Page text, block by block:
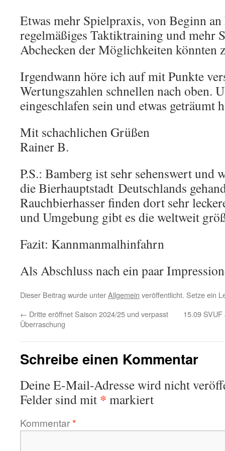
Etwas mehr Spielpraxis, von Beginn
regelmäßiges Taktiktraining und mehr
Abchecken der Möglichkeiten könnten
Irgendwann höre ich auf mit Punkte
Wertungszahlen schnellen nach oben.
eingeschlafen sein und etwas geträumt
Mit schachlichen Grüßen
Rainer B.
P.S.: Bamberg ist sehr sehenswert und
die Bierhauptstadt Deutschlands
Rauchbierhasser finden dort sehr
und Umgebung gibt es die weltweit
Fazit: Kannmanmalhinfahrn
Als Abschluss nach ein paar
Dieser Beitrag wurde unterAllgemein veröffentlicht. Setze ein
← Dritte eröffnet Saison 2024/25 und verpasst
Überraschung
15.09
Schreibe einen Kommentar
Deine E-Mail-Adresse wird nicht
Felder sind mit * markiert
Kommentar*